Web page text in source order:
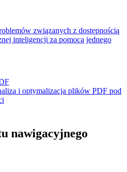
związanych z dostępnością
inteligencji za pomocą jednego
i optymalizacja plików PDF pod
nawigacyjnego